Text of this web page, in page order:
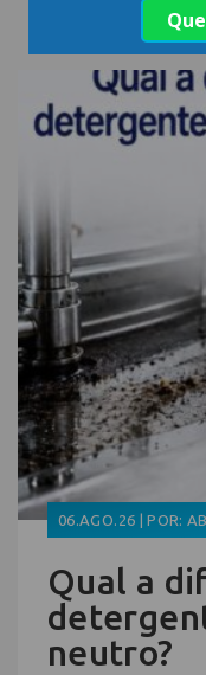
06.AGO.26 | POR:
Qual a
neutro?